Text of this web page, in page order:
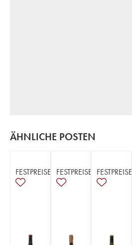
ÄHNLICHE POSTEN
FESTPREISE FESTPREISE FESTPREISE